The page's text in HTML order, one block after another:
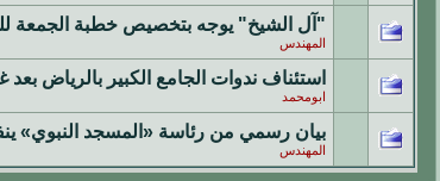
"آل الشيخ" يوجه بتخصيص خطبة الجمعة
المهندس
استئناف ندوات الجامع الكبير بالرياض
ابومحمد
بيان رسمي من رئاسة «المسجد النبوي»
المهندس